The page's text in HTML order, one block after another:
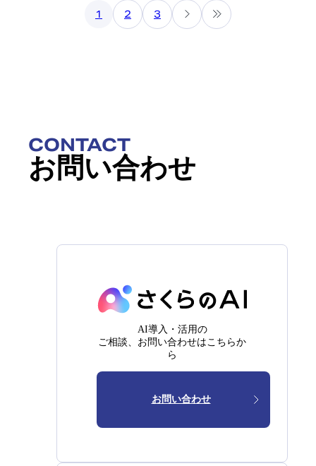
1 2 3
CONTACT
お問い合わせ
AI導入・活用の
ご相談、お問い合わせはこちらか
ら
お問い合わせ